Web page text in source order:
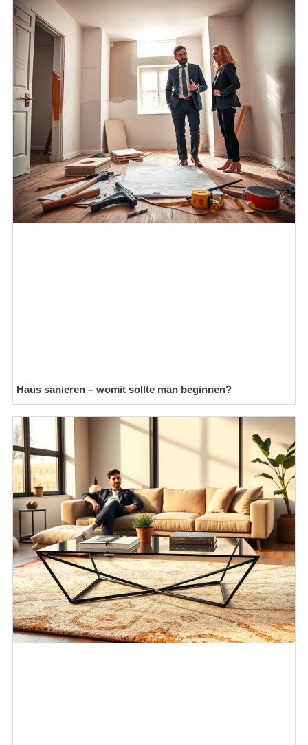
Haus sanieren – womit sollte man beginnen?